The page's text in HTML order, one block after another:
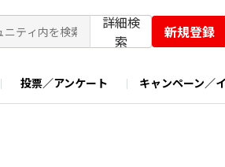
詳細検
索
新規登録
投票／アンケート キャンペーン／